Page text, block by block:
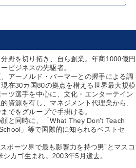
野を切り拓き、自ら創業。年商1000億円
ビジネスの先駆者。
アーノルド・パーマーとの握手による調
在30カ国80の拠点を構える世界最大規模
ツ選手を中心に、文化・エンターテイン
資源を有し、マネジメント代理業から、
でをグループで手掛ける。
と同時に、「What They Don't Teach
」等で国際的に知られるベストセ
ポーツ界で最も影響力を持つ男”とマスコ
カゴ生まれ。2003年5月逝去。